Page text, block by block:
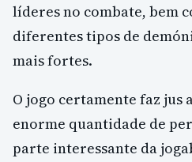
líderes no combate, bem
diferentes tipos de
mais fortes.
O jogo certamente faz jus
enorme quantidade de
parte interessante da